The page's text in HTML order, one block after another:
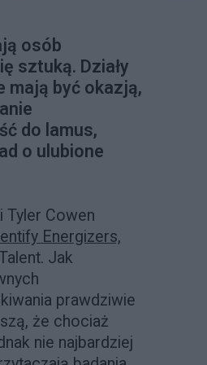
osób
sztuką. Działy
mają być okazją,
do lamus,
o ulubione
Tyler Cowen
Energizers,
Jak
prawdziwie
że chociaż
nie najbardziej